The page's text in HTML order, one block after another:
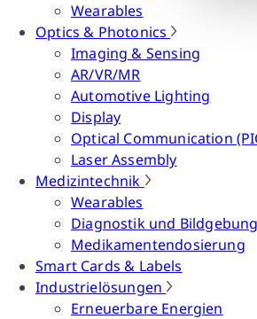
Wearables
Optics & Photonics
Imaging & Sensing
AR/VR/MR
Automotive Lighting
Display
Optical Communication
Laser Assembly
Medizintechnik
Wearables
Diagnostik und Bildgebung
Medikamentendosierung
Smart Cards & Labels
Industrielösungen
Erneuerbare Energien